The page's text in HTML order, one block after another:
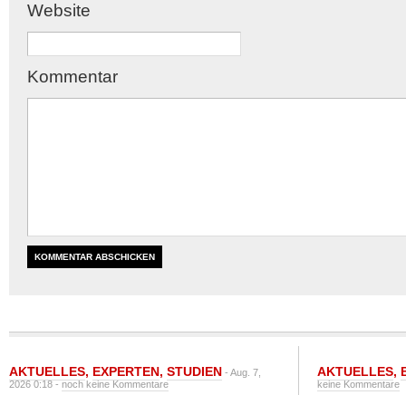
Website
Kommentar
AKTUELLES, EXPERTEN, STUDIEN - Aug. 7,
2026 0:18 -noch keine Kommentare
AKTUELLES,
keine Kommentare